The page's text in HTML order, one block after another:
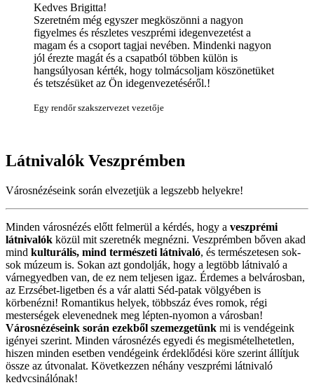
Kedves Brigitta!
Szeretném még egyszer megköszönni a nagyon
figyelmes és részletes veszprémi idegenvezetést a
magam és a csoport tagjai nevében. Mindenki nagyon
jól érezte magát és a csapatból többen külön is
hangsúlyosan kérték, hogy tolmácsoljam köszönetüket
és tetszésüket az Ön idegenvezetéséről.!
Egy rendőr szakszervezet vezetője
Látnivalók Veszprémben
Városnézéseink során elvezetjük a legszebb helyekre!
Minden városnézés előtt felmerül a kérdés, hogy a veszprémi
látnivalók közül mit szeretnék megnézni. Veszprémben bőven akad
mind kulturális, mind természeti látnivaló, és természetesen sok-
sok múzeum is. Sokan azt gondolják, hogy a legtöbb látnivaló a
várnegyedben van, de ez nem teljesen igaz. Érdemes a belvárosban,
az Erzsébet-ligetben és a vár alatti Séd-patak völgyében is
körbenézni! Romantikus helyek, többszáz éves romok, régi
mesterségek elevenednek meg lépten-nyomon a városban!
Városnézéseink során ezekből szemezgetünk mi is vendégeink
igényei szerint. Minden városnézés egyedi és megismételhetetlen,
hiszen minden esetben vendégeink érdeklődési köre szerint állítjuk
össze az útvonalat. Következzen néhány veszprémi látnivaló
kedvcsinálónak!